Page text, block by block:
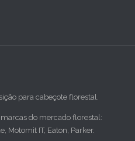
para cabeçote florestal.
do mercado florestal:
Motomit IT, Eaton, Parker.